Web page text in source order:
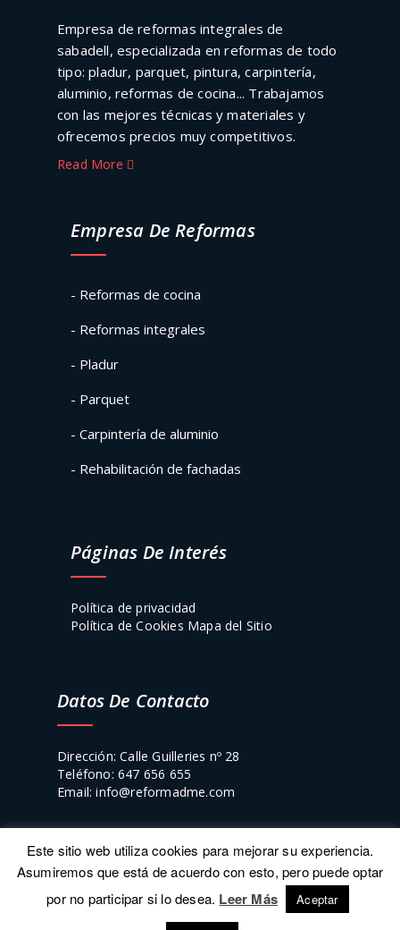
Empresa de reformas integrales de
sabadell, especializada en reformas de todo
tipo: pladur, parquet, pintura, carpintería,
aluminio, reformas de cocina... Trabajamos
con las mejores técnicas y materiales y
ofrecemos precios muy competitivos.
Read More
Empresa De Reformas
- Reformas de cocina
- Reformas integrales
- Pladur
- Parquet
- Carpintería de aluminio
- Rehabilitación de fachadas
Páginas De Interés
Política de privacidad
Política de Cookies Mapa del Sitio
Datos De Contacto
Dirección: Calle Guilleries nº 28
Teléfono: 647 656 655
Email: info@reformadme.com
Online Vallès © 2019
Este sitio web utiliza cookies para mejorar su experiencia.
Asumiremos que está de acuerdo con esto, pero puede optar
por no participar si lo desea. Leer Más Aceptar